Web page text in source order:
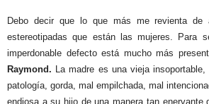
Debo decir que lo que más me revienta de
estereotipadas que están las mujeres. Para
imperdonable defecto está mucho más
Raymond. La madre es una vieja
patología, gorda, mal empilchada, mal
endiosa a su hijo de una manera tan enervante